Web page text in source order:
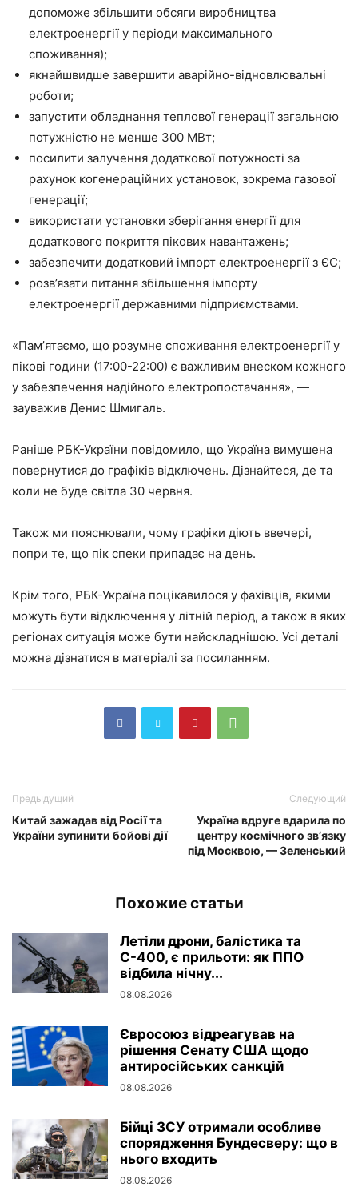
допоможе збільшити обсяги виробництва
електроенергії у періоди максимального
споживання);
якнайшвидше завершити аварійно-відновлювальні
роботи;
запустити обладнання теплової генерації загальною
потужністю не менше 300 МВт;
посилити залучення додаткової потужності за
рахунок когенераційних установок, зокрема газової
генерації;
використати установки зберігання енергії для
додаткового покриття пікових навантажень;
забезпечити додатковий імпорт електроенергії з ЄС;
розв’язати питання збільшення імпорту
електроенергії державними підприємствами.
«Памʼятаємо, що розумне споживання електроенергії у
пікові години (17:00-22:00) є важливим внеском кожного
у забезпечення надійного електропостачання», —
зауважив Денис Шмигаль.
Раніше РБК-України повідомило, що Україна вимушена
повернутися до графіків відключень. Дізнайтеся, де та
коли не буде світла 30 червня.
Також ми пояснювали, чому графіки діють ввечері,
попри те, що пік спеки припадає на день.
Крім того, РБК-Україна поцікавилося у фахівців, якими
можуть бути відключення у літній період, а також в яких
регіонах ситуація може бути найскладнішою. Усі деталі
можна дізнатися в матеріалі за посиланням.
Предыдущий
Китай зажадав від Росії та
України зупинити бойові дії
Следующий
Україна вдруге вдарила по
центру космічного зв’язку
під Москвою, — Зеленський
Похожие статьи
Летіли дрони, балістика та
С-400, є прильоти: як ППО
відбила нічну...
08.08.2026
Євросоюз відреагував на
рішення Сенату США щодо
антиросійських санкцій
08.08.2026
Бійці ЗСУ отримали особливе
спорядження Бундесверу: що в
нього входить
08.08.2026